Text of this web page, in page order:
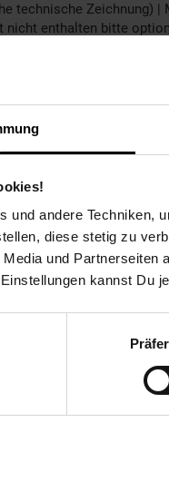
und andere Techniken,
diese stetig zu
und Partnerseiten
kannst Du
technische
nicht enthalten bitte
3M Stripes (wenn
den Montage Hinweis!